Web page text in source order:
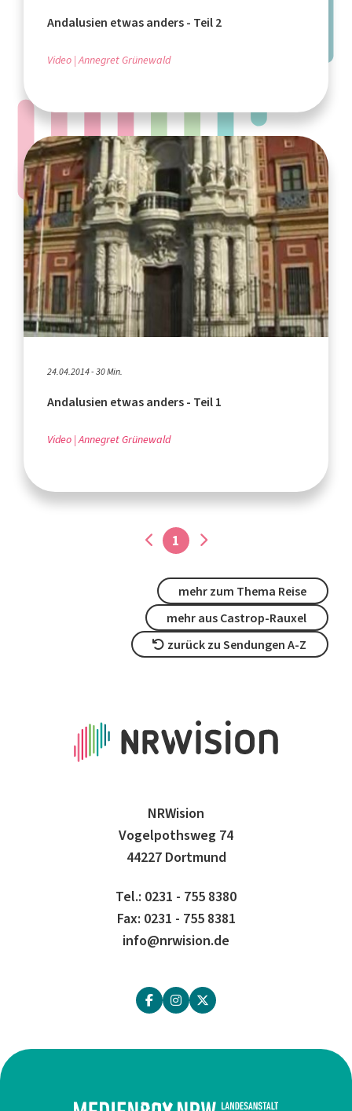
Andalusien etwas anders - Teil 2
Video Annegret Grünewald
24.04.2014 - 30 Min.
Andalusien etwas anders - Teil 1
Video Annegret Grünewald
1
mehr zum Thema Reise
mehr aus Castrop-Rauxel
zurück zu Sendungen A-Z
NRWision
Vogelpothsweg 74
44227 Dortmund
Tel.: 0231 - 755 8380
Fax: 0231 - 755 8381
info@nrwision.de